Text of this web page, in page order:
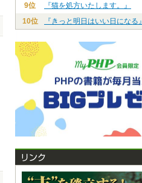
9位
『猫を処方いたします。』
10位
『きっと明日はいい日になる』